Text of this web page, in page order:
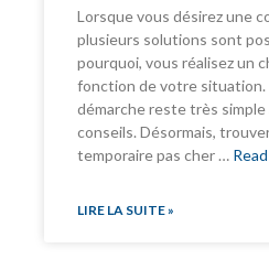
Lorsque vous désirez une
plusieurs solutions sont
pourquoi, vous réalisez un
fonction de votre situation.
démarche reste très
conseils. Désormais,
temporaire pas cher …
LIRE LA SUITE »